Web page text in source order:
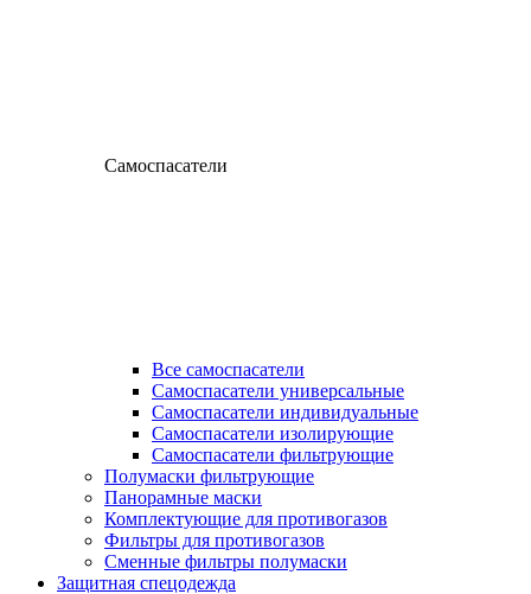
Самоспасатели
Все самоспасатели
Самоспасатели универсальные
Самоспасатели индивидуальные
Самоспасатели изолирующие
Самоспасатели фильтрующие
Полумаски фильтрующие
Панорамные маски
Комплектующие для противогазов
Фильтры для противогазов
Сменные фильтры полумаски
Защитная спецодежда